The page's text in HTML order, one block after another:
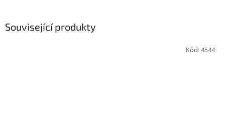
Související produkty
Kód: 4544